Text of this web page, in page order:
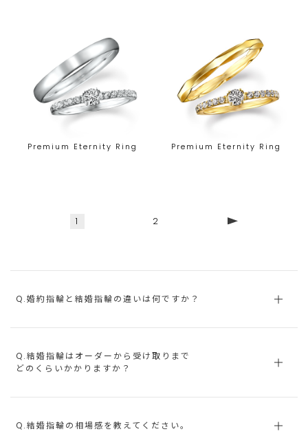
Premium Eternity Ring Premium Eternity Ring
1 2
Q.婚約指輪と結婚指輪の違いは何ですか？
Q.結婚指輪はオーダーから受け取りまで
どのくらいかかりますか？
Q.結婚指輪の相場感を教えてください。